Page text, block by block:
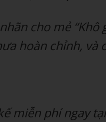
cho mẻ “Khô
hoàn chỉnh, và
miễn phí ngay